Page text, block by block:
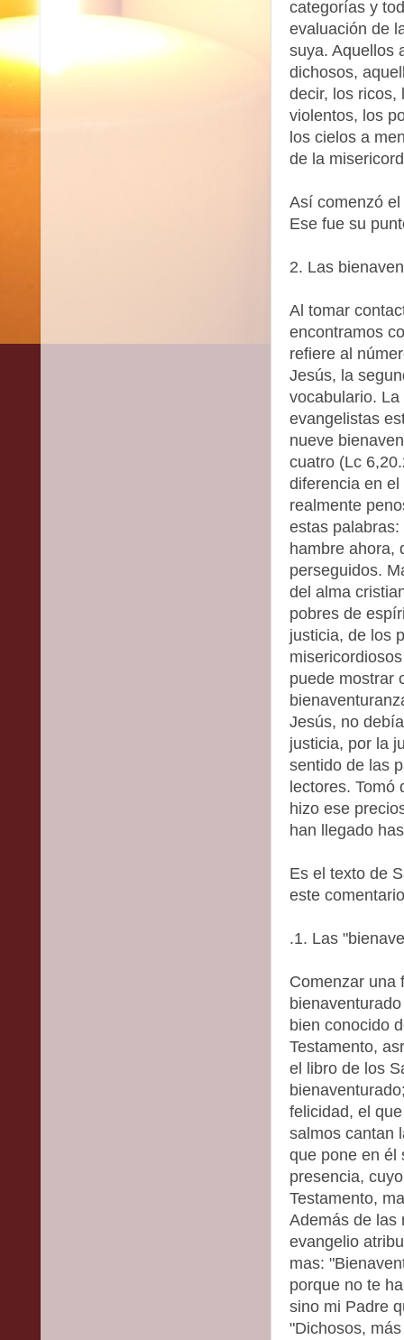
categorías y
evaluación de
suya. Aquellos
dichosos,
decir, los ricos,
violentos, los
los cielos a
de la
Así comenzó
Ese fue su
2. Las
Al tomar
encontramos
refiere al
Jesús, la
vocabulario.
evangelistas
nueve
cuatro (Lc
diferencia en
realmente
estas
hambre ahora,
perseguidos.
del alma
pobres de
justicia, de los
puede mostrar
Jesús, no
justicia, por la
sentido de las
lectores.
hizo ese
han llegado
Es el texto de
este
.1. Las
Comenzar una
bien conocido
Testamento,
el libro de los
felicidad, el
salmos cantan
que pone en él
presencia,
Testamento,
Además de las
evangelio
mas:
porque no te
sino mi Padre
"Dichosos,